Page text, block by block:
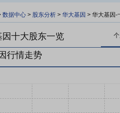
数据中心 > 股东分析 > 华大基因 > 华大基因-
因十大股东一览
行情走势